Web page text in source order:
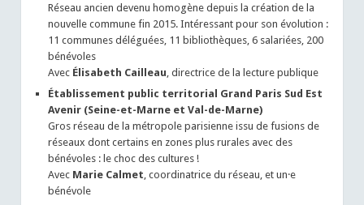
Réseau ancien devenu homogène depuis la création de la
nouvelle commune fin 2015. Intéressant pour son évolution :
11 communes déléguées, 11 bibliothèques, 6 salariées, 200
bénévoles
Avec Élisabeth Cailleau , directrice de la lecture publique
Établissement public territorial Grand Paris Sud Est
Avenir (Seine-et-Marne et Val-de-Marne)
Gros réseau de la métropole parisienne issu de fusions de
réseaux dont certains en zones plus rurales avec des
bénévoles : le choc des cultures !
Avec Marie Calmet, coordinatrice du réseau, et un·e
bénévole